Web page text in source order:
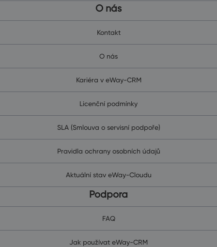
O nás
Kontakt
O nás
Kariéra v eWay-CRM
Licenční podmínky
SLA (Smlouva o servisní podpoře)
Pravidla ochrany osobních údajů
Aktuální stav eWay-Cloudu
Podpora
FAQ
Jak používat eWay-CRM